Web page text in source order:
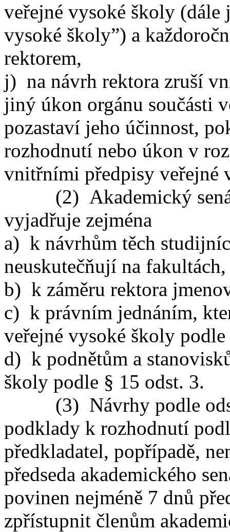
veřejné vysoké školy (dále
vysoké školy”) a
rektorem,
j) na návrh rektora zruší
jiný úkon orgánu součásti
pozastaví jeho účinnost,
rozhodnutí nebo úkon v
vnitřními předpisy veřejné
(2) Akademický senát
vyjadřuje zejména
a) k návrhům těch
neuskutečňují na fakultách,
b) k záměru rektora
c) k právním jednáním,
veřejné vysoké školy
d) k podnětům a
školy podle § 15 odst. 3.
(3) Návrhy podle
podklady k rozhodnutí
předkladatel, popřípadě,
předseda akademického
povinen nejméně 7 dnů
zpřístupnit členům